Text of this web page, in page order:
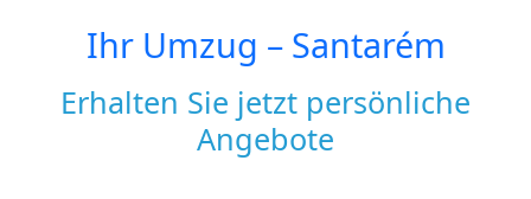
Ihr Umzug – Santarém
Erhalten Sie jetzt persönliche
Angebote